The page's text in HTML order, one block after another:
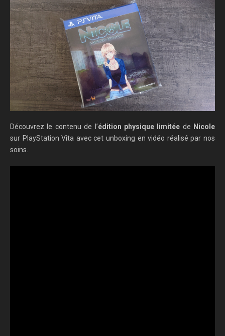
Découvrez le contenu de l’édition physique limitée de Nicole
sur PlayStation Vita avec cet unboxing en vidéo réalisé par nos
soins.